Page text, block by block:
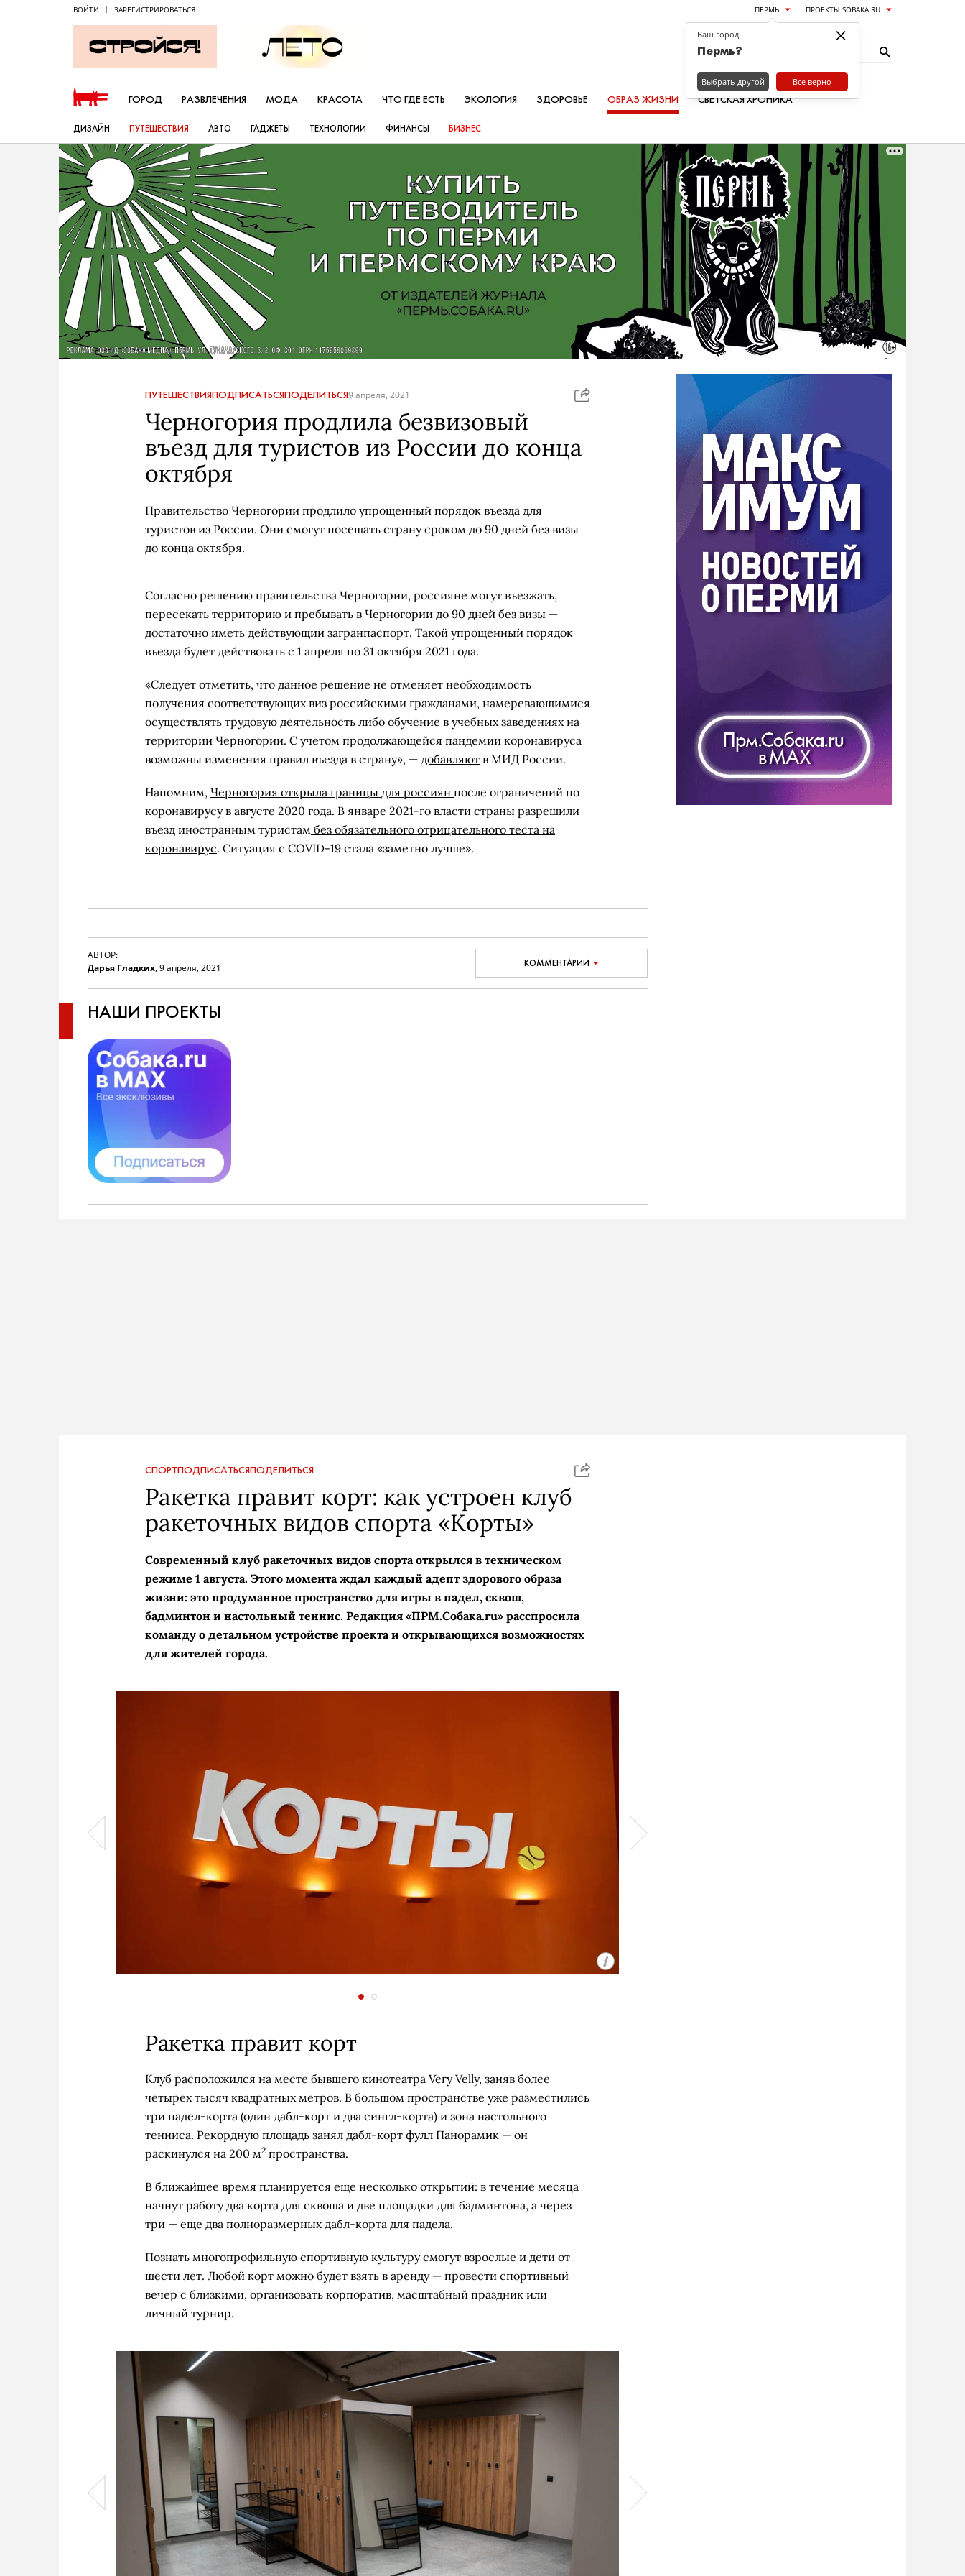
ВОЙТИ ЗАРЕГИСТРИРОВАТЬСЯ ПЕРМЬ ПРОЕКТЫ SOBAKA.RU
ГОРОД РАЗВЛЕЧЕНИЯ МОДА КРАСОТА ЧТО ГДЕ ЕСТЬ ЭКОЛОГИЯ ЗДОРОВЬЕ ОБРАЗ ЖИЗНИ СВЕТСКАЯ ХРОНИКА
ДИЗАЙН ПУТЕШЕСТВИЯ АВТО ГАДЖЕТЫ ТЕХНОЛОГИИ ФИНАНСЫ БИЗНЕС
ПУТЕШЕСТВИЯПОДПИСАТЬСЯПОДЕЛИТЬСЯ9 апреля, 2021
Черногория продлила безвизовый
въезд для туристов из России до конца
октября
Правительство Черногории продлило упрощенный порядок въезда для
туристов из России. Они смогут посещать страну сроком до 90 дней без визы
до конца октября.
Согласно решению правительства Черногории, россияне могут въезжать,
пересекать территорию и пребывать в Черногории до 90 дней без визы —
достаточно иметь действующий загранпаспорт. Такой упрощенный порядок
въезда будет действовать с 1 апреля по 31 октября 2021 года.
«Следует отметить, что данное решение не отменяет необходимость
получения соответствующих виз российскими гражданами, намеревающимися
осуществлять трудовую деятельность либо обучение в учебных заведениях на
территории Черногории. С учетом продолжающейся пандемии коронавируса
возможны изменения правил въезда в страну», — добавляют в МИД России.
Напомним, Черногория открыла границы для россиян после ограничений по
коронавирусу в августе 2020 года. В январе 2021-го власти страны разрешили
въезд иностранным туристам без обязательного отрицательного теста на
коронавирус. Ситуация с COVID-19 стала «заметно лучше».
АВТОР:
Дарья Гладких, 9 апреля, 2021 КОММЕНТАРИИ
НАШИ ПРОЕКТЫ
СПОРТПОДПИСАТЬСЯПОДЕЛИТЬСЯ
Ракетка правит корт: как устроен клуб
ракеточных видов спорта «Корты»
Современный клуб ракеточных видов спортаоткрылся в техническом
режиме 1 августа. Этого момента ждал каждый адепт здорового образа
жизни: это продуманное пространство для игры в падел, сквош,
бадминтон и настольный теннис. Редакция «ПРМ.Собака.ru» расспросила
команду о детальном устройстве проекта и открывающихся возможностях
для жителей города.
Ракетка правит корт
Клуб расположился на месте бывшего кинотеатра Very Velly, заняв более
четырех тысяч квадратных метров. В большом пространстве уже разместились
три падел-корта (один дабл-корт и два сингл-корта) и зона настольного
тенниса. Рекордную площадь занял дабл-корт фулл Панорамик — он
раскинулся на 200 м2 пространства.
В ближайшее время планируется еще несколько открытий: в течение месяца
начнут работу два корта для сквоша и две площадки для бадминтона, а через
три — еще два полноразмерных дабл-корта для падела.
Познать многопрофильную спортивную культуру смогут взрослые и дети от
шести лет. Любой корт можно будет взять в аренду — провести спортивный
вечер с близкими, организовать корпоратив, масштабный праздник или
личный турнир.
×
Ваш город
Пермь?
Выбрать другой Все верно